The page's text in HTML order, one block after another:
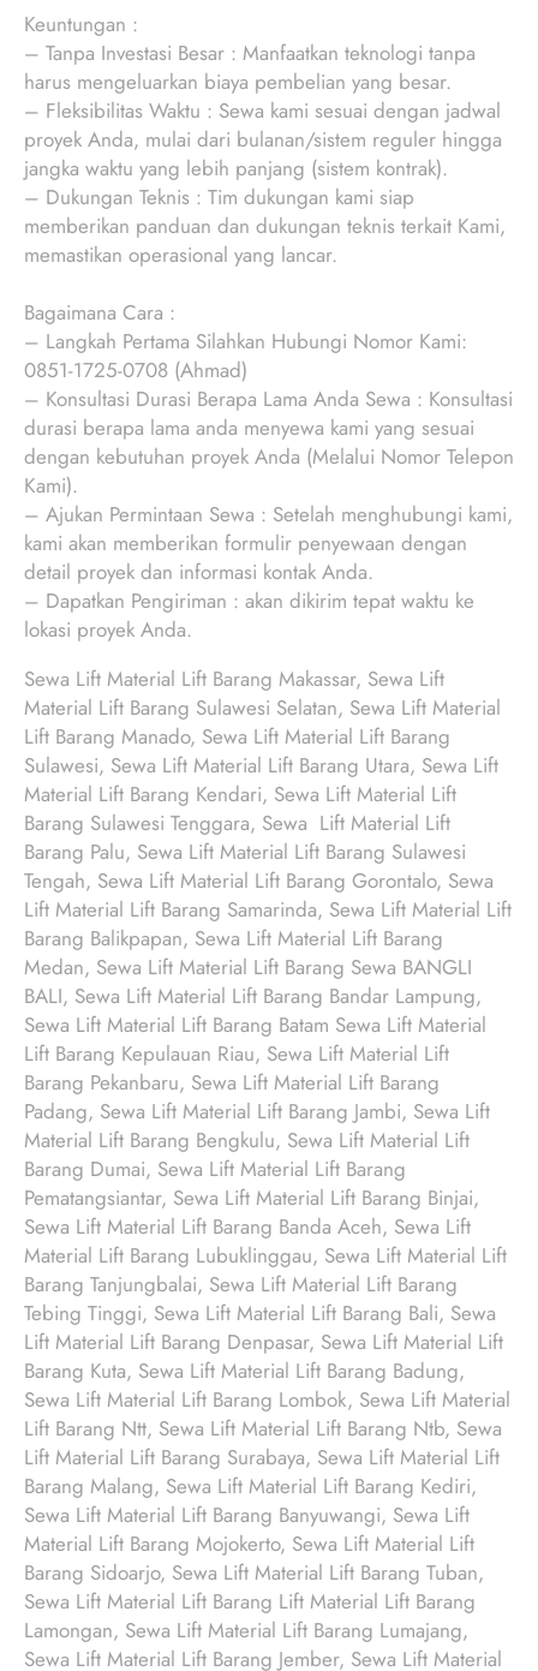
Keuntungan :
– Tanpa Investasi Besar : Manfaatkan teknologi tanpa
harus mengeluarkan biaya pembelian yang besar.
– Fleksibilitas Waktu : Sewa kami sesuai dengan jadwal
proyek Anda, mulai dari bulanan/sistem reguler hingga
jangka waktu yang lebih panjang (sistem kontrak).
– Dukungan Teknis : Tim dukungan kami siap
memberikan panduan dan dukungan teknis terkait Kami,
memastikan operasional yang lancar.
Bagaimana Cara :
– Langkah Pertama Silahkan Hubungi Nomor Kami:
0851-1725-0708 (Ahmad)
– Konsultasi Durasi Berapa Lama Anda Sewa : Konsultasi
durasi berapa lama anda menyewa kami yang sesuai
dengan kebutuhan proyek Anda (Melalui Nomor Telepon
Kami).
– Ajukan Permintaan Sewa : Setelah menghubungi kami,
kami akan memberikan formulir penyewaan dengan
detail proyek dan informasi kontak Anda.
– Dapatkan Pengiriman : akan dikirim tepat waktu ke
lokasi proyek Anda.
Sewa Lift Material Lift Barang Makassar, Sewa Lift
Material Lift Barang Sulawesi Selatan, Sewa Lift Material
Lift Barang Manado, Sewa Lift Material Lift Barang
Sulawesi, Sewa Lift Material Lift Barang Utara, Sewa Lift
Material Lift Barang Kendari, Sewa Lift Material Lift
Barang Sulawesi Tenggara, Sewa Lift Material Lift
Barang Palu, Sewa Lift Material Lift Barang Sulawesi
Tengah, Sewa Lift Material Lift Barang Gorontalo, Sewa
Lift Material Lift Barang Samarinda, Sewa Lift Material Lift
Barang Balikpapan, Sewa Lift Material Lift Barang
Medan, Sewa Lift Material Lift Barang Sewa BANGLI
BALI, Sewa Lift Material Lift Barang Bandar Lampung,
Sewa Lift Material Lift Barang Batam Sewa Lift Material
Lift Barang Kepulauan Riau, Sewa Lift Material Lift
Barang Pekanbaru, Sewa Lift Material Lift Barang
Padang, Sewa Lift Material Lift Barang Jambi, Sewa Lift
Material Lift Barang Bengkulu, Sewa Lift Material Lift
Barang Dumai, Sewa Lift Material Lift Barang
Pematangsiantar, Sewa Lift Material Lift Barang Binjai,
Sewa Lift Material Lift Barang Banda Aceh, Sewa Lift
Material Lift Barang Lubuklinggau, Sewa Lift Material Lift
Barang Tanjungbalai, Sewa Lift Material Lift Barang
Tebing Tinggi, Sewa Lift Material Lift Barang Bali, Sewa
Lift Material Lift Barang Denpasar, Sewa Lift Material Lift
Barang Kuta, Sewa Lift Material Lift Barang Badung,
Sewa Lift Material Lift Barang Lombok, Sewa Lift Material
Lift Barang Ntt, Sewa Lift Material Lift Barang Ntb, Sewa
Lift Material Lift Barang Surabaya, Sewa Lift Material Lift
Barang Malang, Sewa Lift Material Lift Barang Kediri,
Sewa Lift Material Lift Barang Banyuwangi, Sewa Lift
Material Lift Barang Mojokerto, Sewa Lift Material Lift
Barang Sidoarjo, Sewa Lift Material Lift Barang Tuban,
Sewa Lift Material Lift Barang Lift Material Lift Barang
Lamongan, Sewa Lift Material Lift Barang Lumajang,
Sewa Lift Material Lift Barang Jember, Sewa Lift Material